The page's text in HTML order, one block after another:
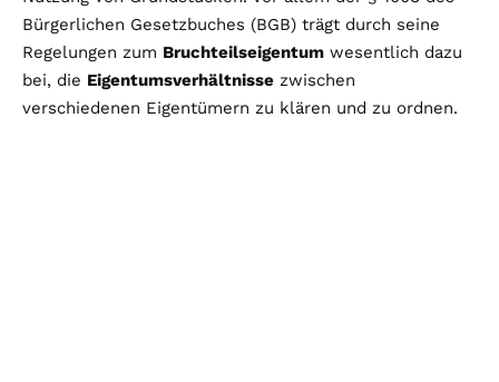
Bürgerlichen Gesetzbuches (BGB) trägt durch seine
Regelungen zum Bruchteilseigentum wesentlich dazu
bei, die Eigentumsverhältnisse zwischen
verschiedenen Eigentümern zu klären und zu ordnen.